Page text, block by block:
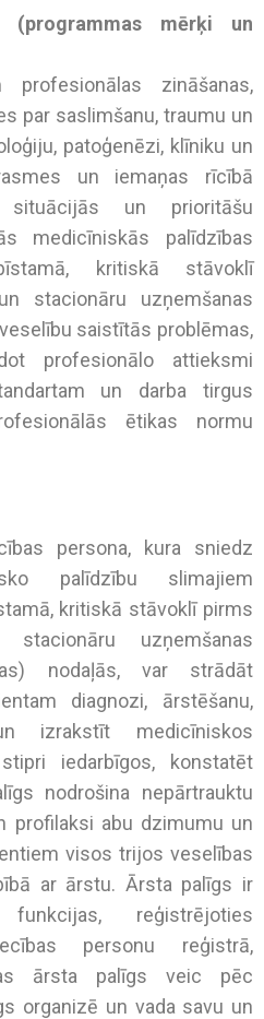
(programmas mērķi un
profesionālas zināšanas,
par saslimšanu, traumu un
patoģenēzi, klīniku un
un iemaņas rīcībā
situācijās un prioritāšu
medicīniskās palīdzības
kritiskā stāvoklī
stacionāru uzņemšanas
saistītās problēmas,
profesionālo attieksmi
un darba tirgus
ētikas normu
persona, kura sniedz
palīdzību slimajiem
kritiskā stāvoklī pirms
uzņemšanas
nodaļās, var strādāt
diagnozi, ārstēšanu,
izrakstīt medicīniskos
iedarbīgos, konstatēt
nodrošina nepārtrauktu
profilaksi abu dzimumu un
visos trijos veselības
ar ārstu. Ārsta palīgs ir
reģistrējoties
personu reģistrā,
ārsta palīgs veic pēc
organizē un vada savu un